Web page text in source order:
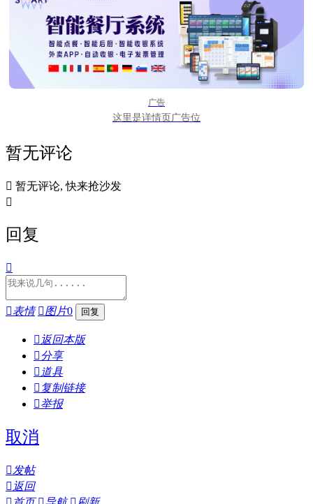
广告
这里是详情页广告位
暂无评论
 暂无评论, 快来抢沙发

回复

表情 图片0
 返回本版
分享
 道具
 复制链接
举报
取消
发帖
 返回